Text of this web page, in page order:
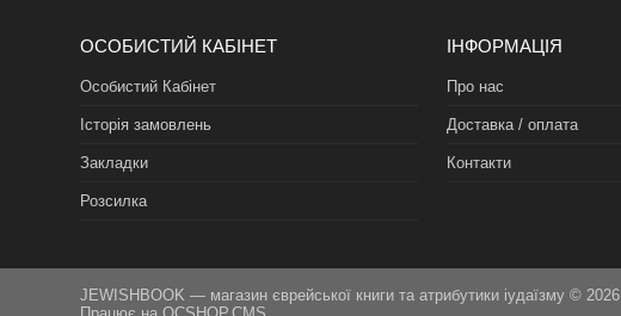
ОСОБИСТИЙ КАБІНЕТ
Особистий Кабінет
Історія замовлень
Закладки
Розсилка
ІНФОРМАЦІЯ
Про нас
Доставка / оплата
Контакти
JEWISHBOOK — магазин єврейської книги та атрибутики іудаїзму © 2026